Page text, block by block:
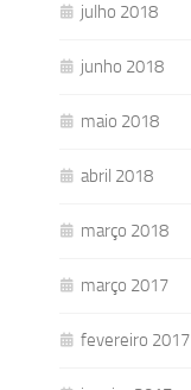
julho 2018
junho 2018
maio 2018
abril 2018
março 2018
março 2017
fevereiro 2017